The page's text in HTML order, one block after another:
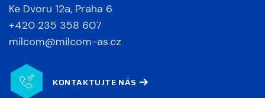
Ke Dvoru 12a, Praha 6
+420 235 358 607
milcom@milcom-as.cz
KONTAKTUJTE NÁS